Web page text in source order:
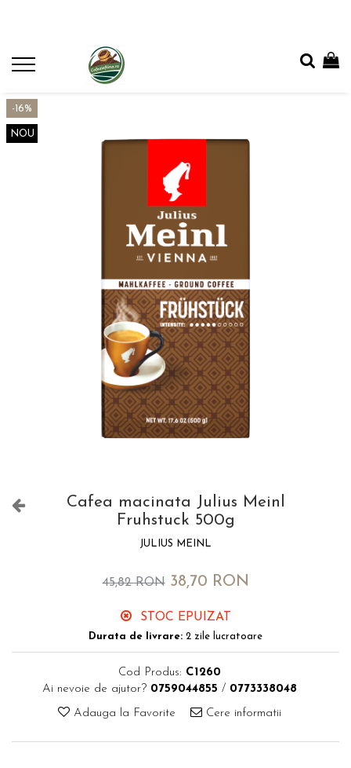
-16%
NOU
Cafea macinata Julius Meinl
Fruhstuck 500g
JULIUS MEINL
45,82 RON 38,70 RON
STOC EPUIZAT
Durata de livrare: 2 zile lucratoare
Cod Produs: C1260
Ai nevoie de ajutor? 0759044855 / 0773338048
Adauga la Favorite Cere informatii